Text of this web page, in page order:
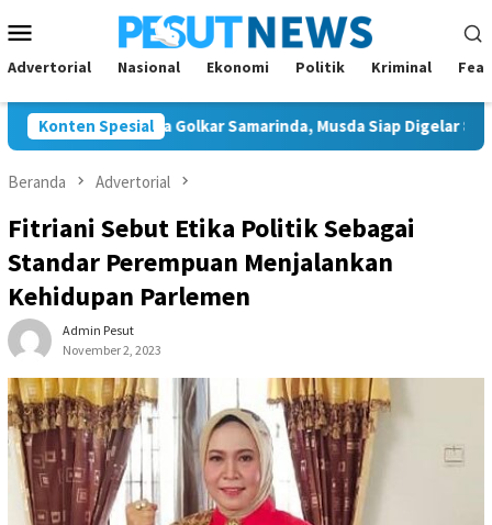
ke
kontenMobile
Advertorial Nasional Ekonomi Politik Kriminal
Konten Spesial
Ketua Golkar Samarinda, Musda Siap Digelar 8 Agustus
Beranda Advertorial
Fitriani Sebut Etika Politik Sebagai
Standar Perempuan Menjalankan
Kehidupan Parlemen
Admin Pesut
November 2, 2023